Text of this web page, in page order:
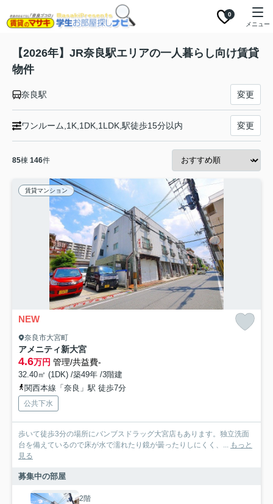
0
メニュー
【2026年】JR奈良駅エリアの一人暮らし向け賃貸
物件
奈良駅 変更
ワンルーム,1K,1DK,1LDK,駅徒歩15分以内 変更
85棟 146件
賃貸マンション
NEW
奈良市大宮町
アメニティ新大宮
4.6万円 管理/共益費-
32.40㎡ (1DK) /築49年 /3階建
関西本線「奈良」駅 徒歩7分
公共下水
歩いて徒歩3分の場所にバンブスドラッグ大宮店もあります。独立洗面
台を備えているので床が水で濡れたり鏡が曇ったりしにくく、... もっと
見る
募集中の部屋
2階